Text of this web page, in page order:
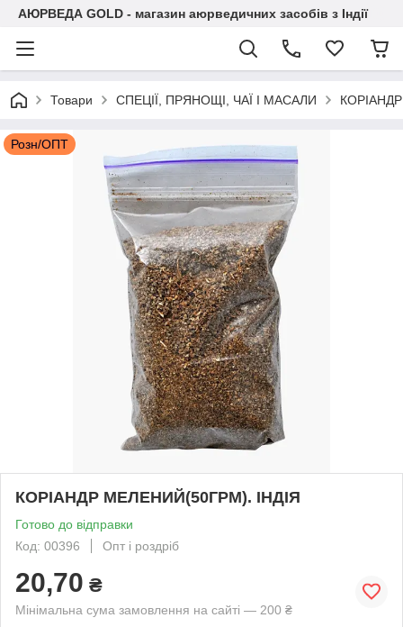
АЮРВЕДА GOLD - магазин аюрведичних засобів з Індії
Товари СПЕЦІЇ, ПРЯНОЩІ, ЧАЇ І МАСАЛИ
Розн/ОПТ
КОРІАНДР МЕЛЕНИЙ(50ГРМ). ІНДІЯ
Готово до відправки
Код: 00396
Опт і роздріб
20,70 ₴
Мінімальна сума замовлення на сайті — 200 ₴